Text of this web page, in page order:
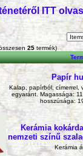
ITT
25 termék)
Papír
Kalap, papírból, címerrel,
egyaránt. Magassága:
hosszúsága:
Kerámia
nemzeti színű
Kerámia